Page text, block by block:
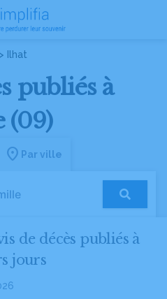
> Ilhat
publiés à
(09)
Par ville
de décès publiés à
jours